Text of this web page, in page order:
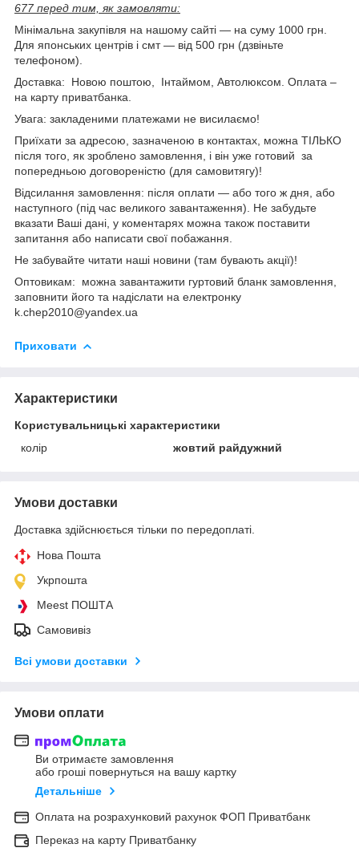
677 перед тим, як замовляти:
Мінімальна закупівля на нашому сайті — на суму 1000 грн.
Для японських центрів і смт — від 500 грн (дзвіньте
телефоном).
Доставка: Новою поштою, Інтаймом, Автолюксом. Оплата –
на карту приватбанка.
Увага: закладеними платежами не висилаємо!
Приїхати за адресою, зазначеною в контактах, можна ТІЛЬКО
після того, як зроблено замовлення, і він уже готовий за
попередньою договореністю (для самовитягу)!
Відсилання замовлення: після оплати — або того ж дня, або
наступного (під час великого завантаження). Не забудьте
вказати Ваші дані, у коментарях можна також поставити
запитання або написати свої побажання.
Не забувайте читати наші новини (там бувають акції)!
Оптовикам: можна завантажити гуртовий бланк замовлення,
заповнити його та надіслати на електронку
k.chep2010@yandex.ua
Приховати
Характеристики
Користувальницькі характеристики
колір
жовтий райдужний
Умови доставки
Доставка здійснюється тільки по передоплаті.
Нова Пошта
Укрпошта
Meest ПОШТА
Самовивіз
Всі умови доставки
Умови оплати
Ви отримаєте замовлення
або гроші повернуться на вашу картку
Детальніше
Оплата на розрахунковий рахунок ФОП Приватбанк
Переказ на карту Приватбанку